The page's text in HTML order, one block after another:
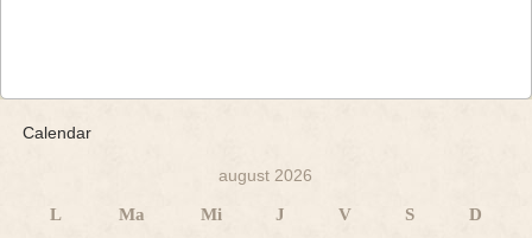
Calendar
august 2026
L Ma Mi J V S
D